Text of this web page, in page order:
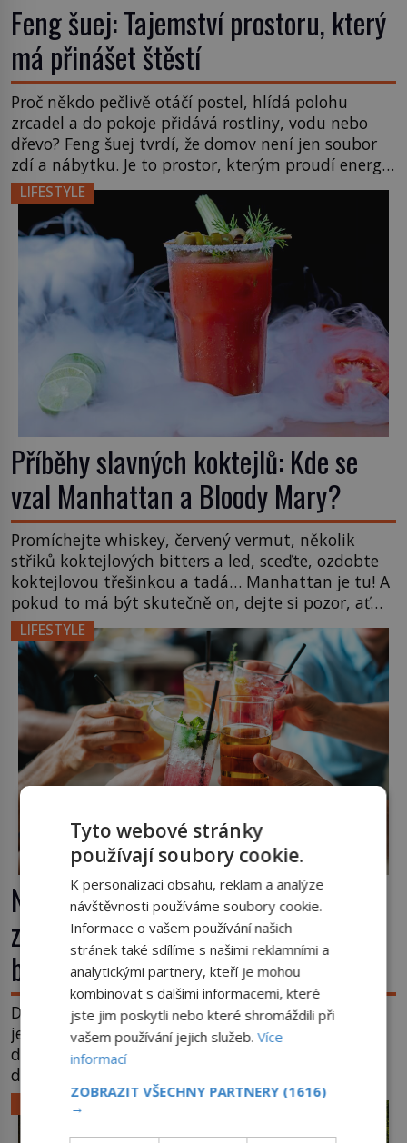
Feng šuej: Tajemství prostoru, který
má přinášet štěstí
Proč někdo pečlivě otáčí postel, hlídá polohu
zrcadel a do pokoje přidává rostliny, vodu nebo
dřevo? Feng šuej tvrdí, že domov není jen soubor
zdí a nábytku. Je to prostor, kterým proudí energie
čchi a jeho uspořádání může ovlivňovat, jak se v
něm člověk cítí. Feng šuej má kořeny ve staré Číně
a jeho historie […]
LIFESTYLE
Příběhy slavných koktejlů: Kde se
vzal Manhattan a Bloody Mary?
Promíchejte whiskey, červený vermut, několik
střiků koktejlových bitters a led, sceďte, ozdobte
koktejlovou třešinkou a tadá… Manhattan je tu! A
pokud to má být skutečně on, dejte si pozor, ať
místo klasické americké rye whiskey či klidně
bourbonu nepoužijete skotskou whisku. Co se
stane? Inu, koktejl bude stále skvělý, ale už to
nebude Manhattan ale […]
LIFESTYLE
Nápoj, která chutná po seně. Jak
znechucený Američan vymyslel
brčko
Dnes je brčko naprostou samozřejmostí. Jenže
ještě v 19. století lidé upíjejí limonády i koktejly
dutými stébly žita nebo žitné slámy. Fungují sice
dobře, mají ale jednu nepříjemnou vlastnost po
chvíli se rozmáčejí a nápoji dodávají travnatou
příchuť. Právě tahle drobná nepříjemnost přivede
amerického výrobce cigaretových náustků k
LIFESTYLE
Tyto webové stránky
používají soubory cookie.
K personalizaci obsahu, reklam a analýze
návštěvnosti používáme soubory cookie.
Informace o vašem používání našich
stránek také sdílíme s našimi reklamními a
analytickými partnery, kteří je mohou
kombinovat s dalšími informacemi, které
jste jim poskytli nebo které shromáždili při
vašem používání jejich služeb.Více
informací
ZOBRAZIT VŠECHNY PARTNERY (1616)
→